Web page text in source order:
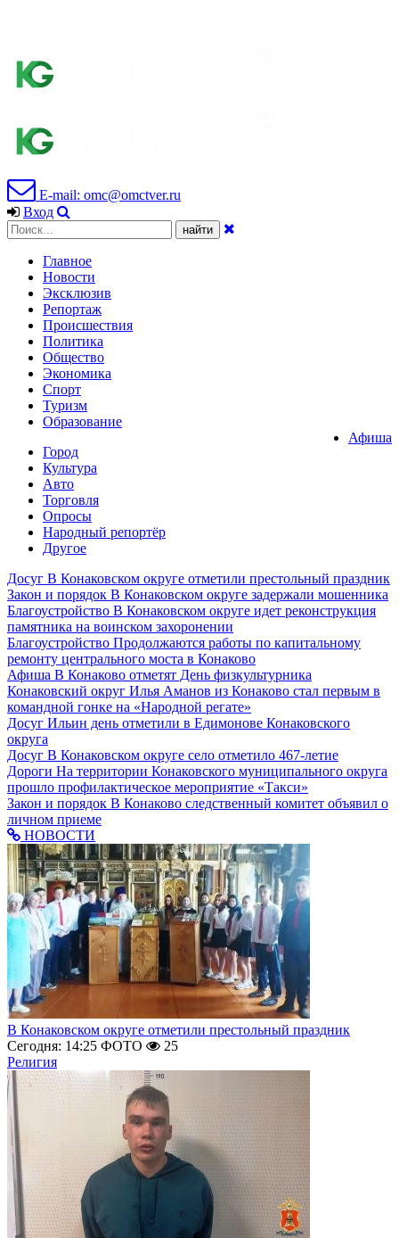
E-mail: omc@omctver.ru
Вход
Главное
Новости
Эксклюзив
Репортаж
Происшествия
Политика
Общество
Экономика
Спорт
Туризм
Образование
Афиша
Город
Культура
Авто
Торговля
Опросы
Народный репортёр
Другое
Досуг В Конаковском округе отметили престольный праздник
Закон и порядок В Конаковском округе задержали мошенника
Благоустройство В Конаковском округе идет реконструкция
памятника на воинском захоронении
Благоустройство Продолжаются работы по капитальному
ремонту центрального моста в Конаково
Афиша В Конаково отметят День физкультурника
Конаковский округ Илья Аманов из Конаково стал первым в
командной гонке на «Народной регате»
Досуг Ильин день отметили в Едимонове Конаковского
округа
Досуг В Конаковском округе село отметило 467-летие
Дороги На территории Конаковского муниципального округа
прошло профилактическое мероприятие «Такси»
Закон и порядок В Конаково следственный комитет объявил о
личном приеме
НОВОСТИ
В Конаковском округе отметили престольный праздник
Сегодня: 14:25 ФОТО
25
Религия